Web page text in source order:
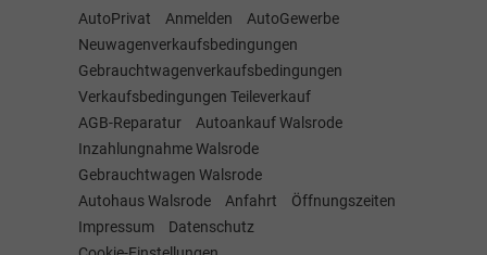
AutoPrivat Anmelden
AutoGewerbe
Neuwagenverkaufsbedingungen
Gebrauchtwagenverkaufsbedingungen
Verkaufsbedingungen Teileverkauf
AGB-Reparatur
Autoankauf Walsrode
Inzahlungnahme Walsrode
Gebrauchtwagen Walsrode
Autohaus Walsrode
Anfahrt
Öffnungszeiten
Impressum
Datenschutz